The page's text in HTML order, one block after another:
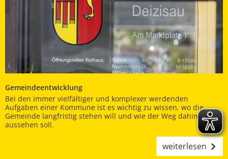
Gemeindeentwicklung
Bei den immer vielfältiger und komplexer werdenden
Aufgaben einer Kommune ist es wichtig zu wissen, wo die
Gemeinde langfristig stehen will und wie der Weg dahin
aussehen soll.
weiterlesen